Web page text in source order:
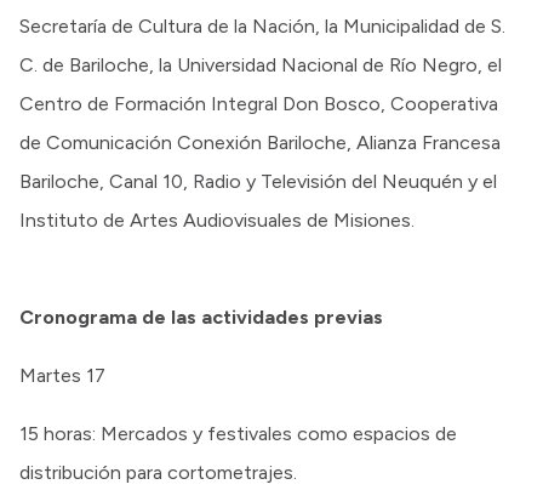
Secretaría de Cultura de la Nación, la Municipalidad de S.
C. de Bariloche, la Universidad Nacional de Río Negro, el
Centro de Formación Integral Don Bosco, Cooperativa
de Comunicación Conexión Bariloche, Alianza Francesa
Bariloche, Canal 10, Radio y Televisión del Neuquén y el
Instituto de Artes Audiovisuales de Misiones.
Cronograma de las actividades previas
Martes 17
15 horas: Mercados y festivales como espacios de
distribución para cortometrajes.